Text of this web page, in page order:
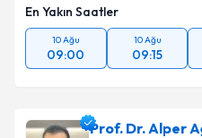
En Yakın Saatler
10 Ağu
09:00
10 Ağu
09:15
Prof. Dr. Alper